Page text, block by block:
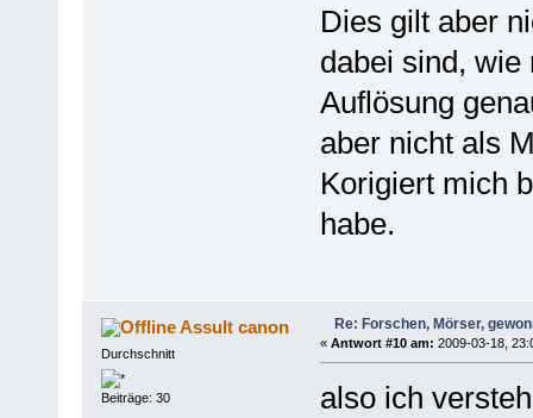
Dies gilt aber
dabei sind, wie
Auflösung
aber nicht als
Korigiert mich
habe.
Assult canon
Durchschnitt
Beiträge: 30
Re: Forschen, Mörser,
« Antwort #10 am: 2009-03-18,
also ich